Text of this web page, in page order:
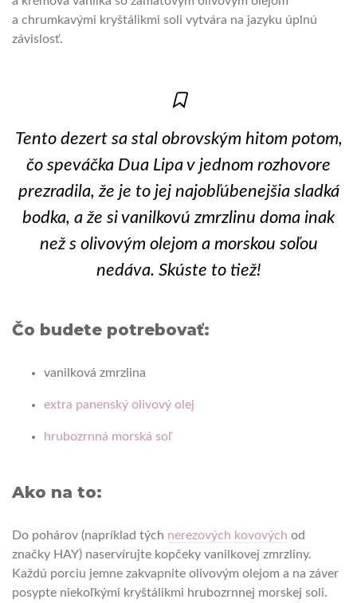
a chrumkavými kryštálikmi soli vytvára na jazyku úplnú
závislosť.
Tento dezert sa stal obrovským hitom potom,
čo speváčka Dua Lipa v jednom rozhovore
prezradila, že je to jej najobľúbenejšia sladká
bodka, a že si vanilkovú zmrzlinu doma inak
než s olivovým olejom a morskou soľou
nedáva. Skúste to tiež!
Čo budete potrebovať:
vanilková zmrzlina
extra panenský olivový olej
hrubozrnná morská soľ
Ako na to:
Do pohárov (napríklad tých nerezových kovových od
značky HAY) naservírujte kopčeky vanilkovej zmrzliny.
Každú porciu jemne zakvapnite olivovým olejom a na záver
posypte niekoľkými kryštálikmi hrubozrnnej morskej soli.